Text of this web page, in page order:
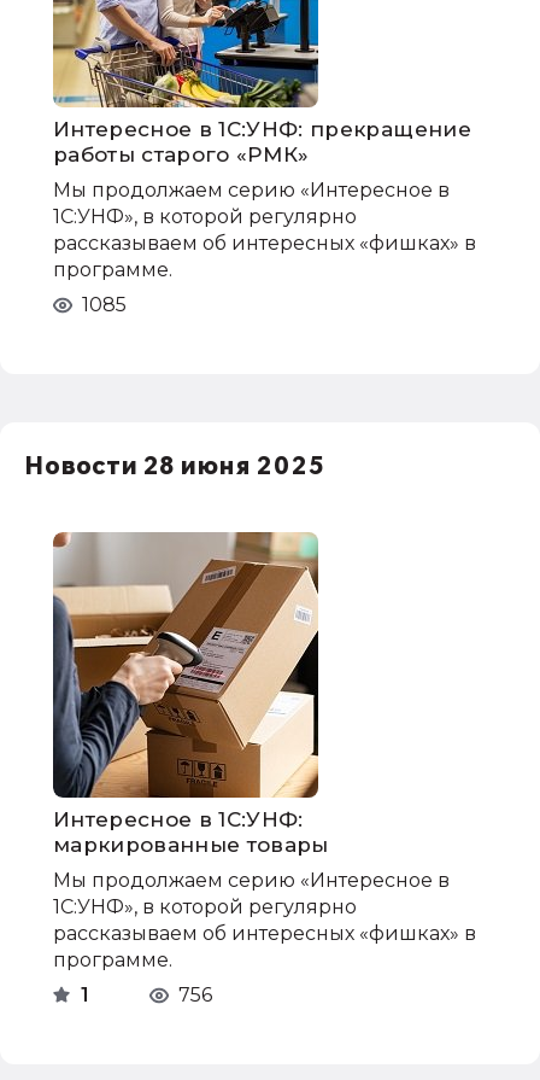
Интересное в 1С:УНФ: прекращение
работы старого «РМК»
Мы продолжаем серию «Интересное в
1С:УНФ», в которой регулярно
рассказываем об интересных «фишках» в
программе.
1085
Новости 28 июня 2025
Интересное в 1С:УНФ:
маркированные товары
Мы продолжаем серию «Интересное в
1С:УНФ», в которой регулярно
рассказываем об интересных «фишках» в
программе.
1
756